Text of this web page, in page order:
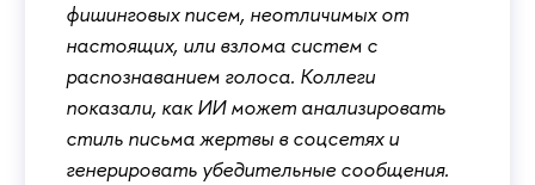
фишинговых писем, неотличимых от
настоящих, или взлома систем с
распознаванием голоса. Коллеги
показали, как ИИ может анализировать
стиль письма жертвы в соцсетях и
генерировать убедительные сообщения.